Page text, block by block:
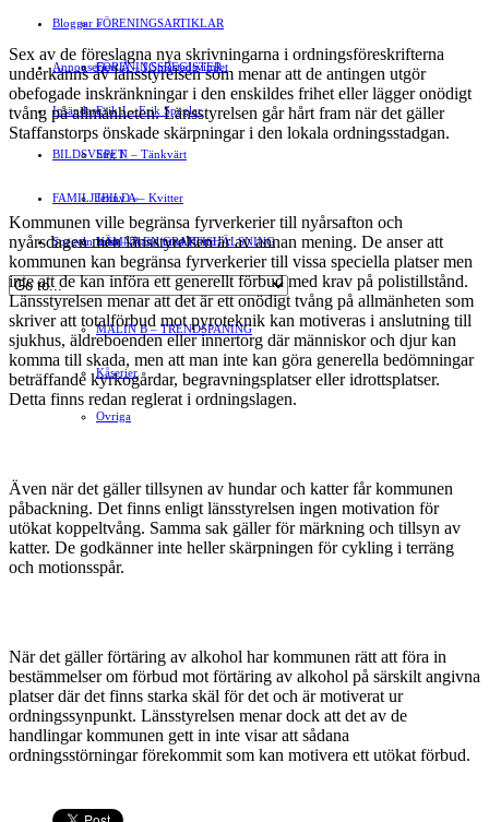
FÖRENINGSARTIKLAR
FÖRENINGSREGISTER
Bloggar »
Gert Å – I Småstadsvimlet
Erik J – Erik Speglar
Stig N – Tänkvärt
Jenny A – Kvitter
Yrsa – Hand med Hund
Hvilan – Trädgårdstips
MALIN B – TRENDSPANING
Kåserier
Ovriga
Annonsera
Insändare
BILDSVEPET
FAMILJEBILD »
LÄMNA EN GRATTISHÄLSNING
Spegeln Info
Sex av de föreslagna nya skrivningarna i ordningsföreskrifterna
underkänns av länsstyrelsen som menar att de antingen utgör
obefogade inskränkningar i den enskildes frihet eller lägger onödigt
tvång på allmänheten. Länsstyrelsen går hårt fram när det gäller
Staffanstorps önskade skärpningar i den lokala ordningsstadgan.
Kommunen ville begränsa fyrverkerier till nyårsafton och
nyårsdagen men länsstyrelsen är av annan mening. De anser att
kommunen kan begränsa fyrverkerier till vissa speciella platser men
inte att de kan införa ett generellt förbud med krav på polistillstånd.
Länsstyrelsen menar att det är ett onödigt tvång på allmänheten som
skriver att totalförbud mot pyroteknik kan motiveras i anslutning till
sjukhus, äldreboenden eller innertorg där människor och djur kan
komma till skada, men att man inte kan göra generella bedömningar
beträffande kyrkogårdar, begravningsplatser eller idrottsplatser.
Detta finns redan reglerat i ordningslagen.
Även när det gäller tillsynen av hundar och katter får kommunen
påbackning. Det finns enligt länsstyrelsen ingen motivation för
utökat koppeltvång. Samma sak gäller för märkning och tillsyn av
katter. De godkänner inte heller skärpningen för cykling i terräng
och motionsspår.
När det gäller förtäring av alkohol har kommunen rätt att föra in
bestämmelser om förbud mot förtäring av alkohol på särskilt angivna
platser där det finns starka skäl för det och är motiverat ur
ordningssynpunkt. Länsstyrelsen menar dock att det av de
handlingar kommunen gett in inte visar att sådana
ordningsstörningar förekommit som kan motivera ett utökat förbud.